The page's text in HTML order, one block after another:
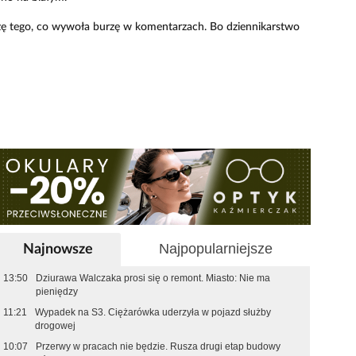
tego, co wywoła burzę w komentarzach. Bo dziennikarstwo
Najnowsze Najpopularniejsze
13:50
Dziurawa Walczaka prosi się o remont. Miasto: Nie ma
pieniędzy
11:21
Wypadek na S3. Ciężarówka uderzyła w pojazd służby
drogowej
10:07
Przerwy w pracach nie będzie. Rusza drugi etap budowy